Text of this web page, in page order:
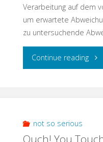
Verarbeitung auf dem
um erwartete
zu untersuchende
Continue reading
not so serious